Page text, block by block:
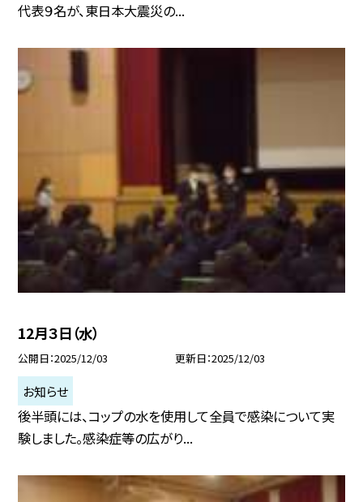
代表９名が、東日本大震災の...
12月３日（水）
公開日 2025/12/03 更新日 2025/12/03
お知らせ
後半頭には、コップの水を使用して全員で感染について実
験しました。感染症等の広がり...